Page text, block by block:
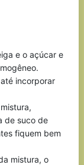
e o açúcar e
incorporar
de suco de
fiquem bem
mistura, o